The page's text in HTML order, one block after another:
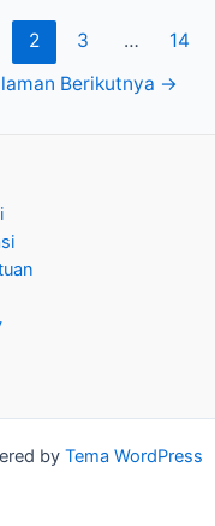
2 3 …
14
Berikutnya →
by Tema WordPress